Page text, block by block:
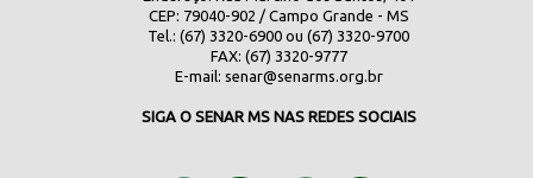
CEP: 79040-902 / Campo Grande - MS
Tel.: (67) 3320-6900 ou (67) 3320-9700
FAX: (67) 3320-9777
E-mail: senar@senarms.org.br
SIGA O SENAR MS NAS REDES SOCIAIS